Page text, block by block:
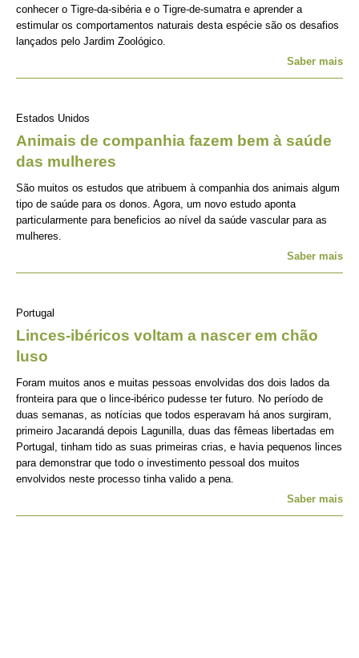
conhecer o Tigre-da-sibéria e o Tigre-de-sumatra e aprender a
estimular os comportamentos naturais desta espécie são os desafios
lançados pelo Jardim Zoológico.
Saber mais
Estados Unidos
Animais de companhia fazem bem à saúde
das mulheres
São muitos os estudos que atribuem à companhia dos animais algum
tipo de saúde para os donos. Agora, um novo estudo aponta
particularmente para beneficios ao nível da saúde vascular para as
mulheres.
Saber mais
Portugal
Linces-ibéricos voltam a nascer em chão
luso
Foram muitos anos e muitas pessoas envolvidas dos dois lados da
fronteira para que o lince-ibérico pudesse ter futuro. No período de
duas semanas, as notícias que todos esperavam há anos surgiram,
primeiro Jacarandá depois Lagunilla, duas das fêmeas libertadas em
Portugal, tinham tido as suas primeiras crias, e havia pequenos linces
para demonstrar que todo o investimento pessoal dos muitos
envolvidos neste processo tinha valido a pena.
Saber mais